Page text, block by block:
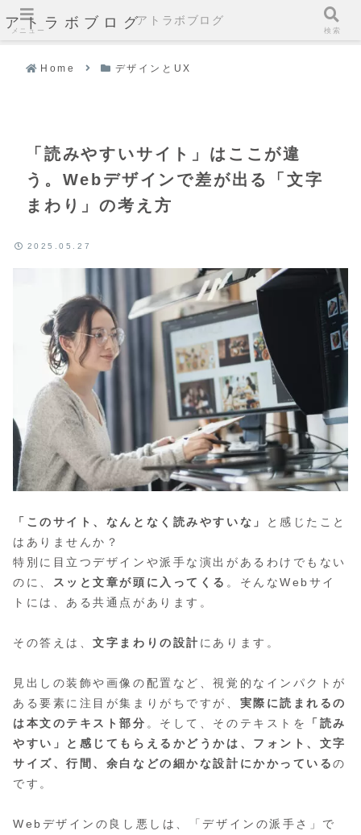
アトラボブログ
Home デザインとUX
「読みやすいサイト」はここが違
う。Webデザインで差が出る「文字
まわり」の考え方
2025.05.27
「このサイト、なんとなく読みやすいな」
と感じたこと
はありませんか？
特別に目立つデザインや派手な演出があるわけでもない
のに、
スッと文章が頭に入ってくる 。そんなWebサイ
トには、ある共通点があります。
その答えは、文字まわりの設計 にあります。
見出しの装飾や画像の配置など、視覚的なインパクトが
ある要素に注目が集まりがちですが、 実際に読まれるの
は本文のテキスト部分 。そして、そのテキストを
「読み
やすい」と感じてもらえるかどうかは、フォント、文字
サイズ、行間、余白などの細かな設計にかかっているの
です。
Webデザインの良し悪しは、「デザインの派手さ」で
メニュー
アトラボブログ
検索